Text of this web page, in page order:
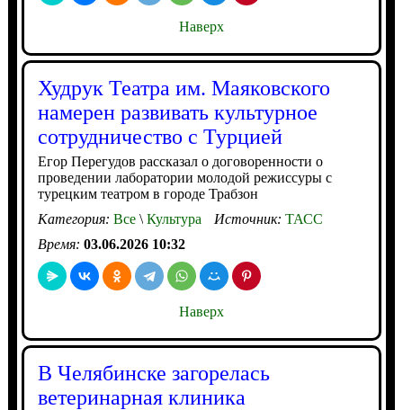
Наверх
Худрук Театра им. Маяковского
намерен развивать культурное
сотрудничество с Турцией
Егор Перегудов рассказал о договоренности о
проведении лаборатории молодой режиссуры с
турецким театром в городе Трабзон
Категория: Все\Культура Источник: ТАСС
Время: 03.06.2026 10:32
Наверх
В Челябинске загорелась
ветеринарная клиника